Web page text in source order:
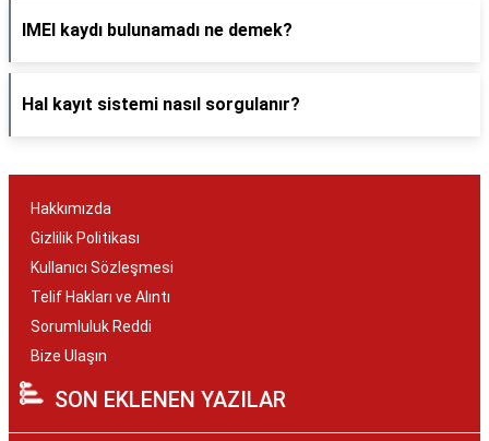
IMEI kaydı bulunamadı ne demek?
Hal kayıt sistemi nasıl sorgulanır?
Hakkımızda
Gizlilik Politikası
Kullanıcı Sözleşmesi
Telif Hakları ve Alıntı
Sorumluluk Reddi
Bize Ulaşın
SON EKLENEN YAZILAR